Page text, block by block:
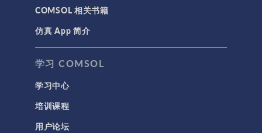
COMSOL 相关书籍
仿真 App 简介
学习 COMSOL
学习中心
培训课程
用户论坛